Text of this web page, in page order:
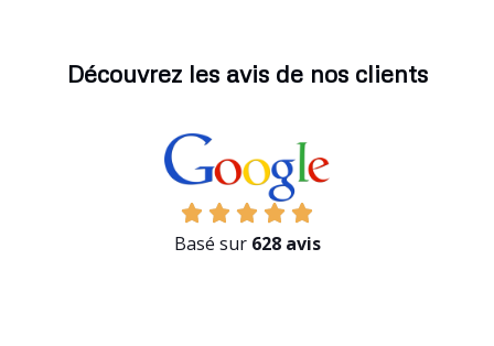
Découvrez les avis de nos clients
Basé sur 628 avis